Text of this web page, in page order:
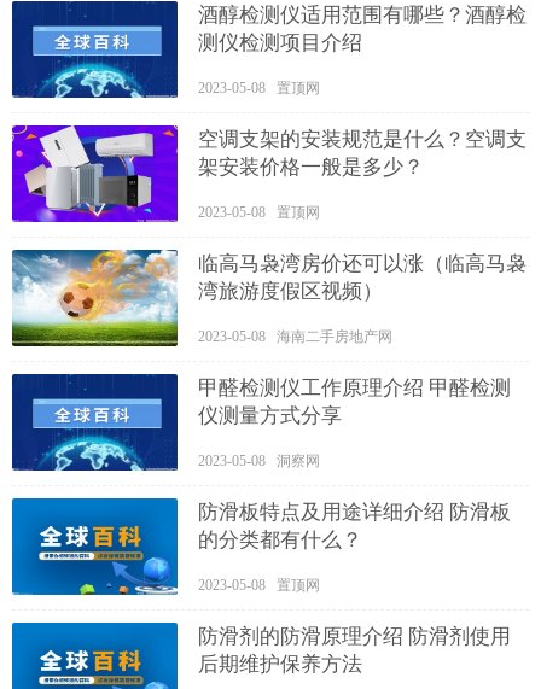
酒醇检测仪适用范围有哪些？酒醇检
测仪检测项目介绍
2023-05-08 置顶网
空调支架的安装规范是什么？空调支
架安装价格一般是多少？
2023-05-08 置顶网
临高马袅湾房价还可以涨（临高马袅
湾旅游度假区视频）
2023-05-08 海南二手房地产网
甲醛检测仪工作原理介绍 甲醛检测
仪测量方式分享
2023-05-08 洞察网
防滑板特点及用途详细介绍 防滑板
的分类都有什么？
2023-05-08 置顶网
防滑剂的防滑原理介绍 防滑剂使用
后期维护保养方法